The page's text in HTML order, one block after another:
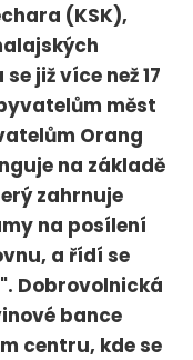
(KSK),
již více než 17
měst
Orang
na základě
zahrnuje
na posílení
a řídí se
Dobrovolnická
bance
centru, kde se